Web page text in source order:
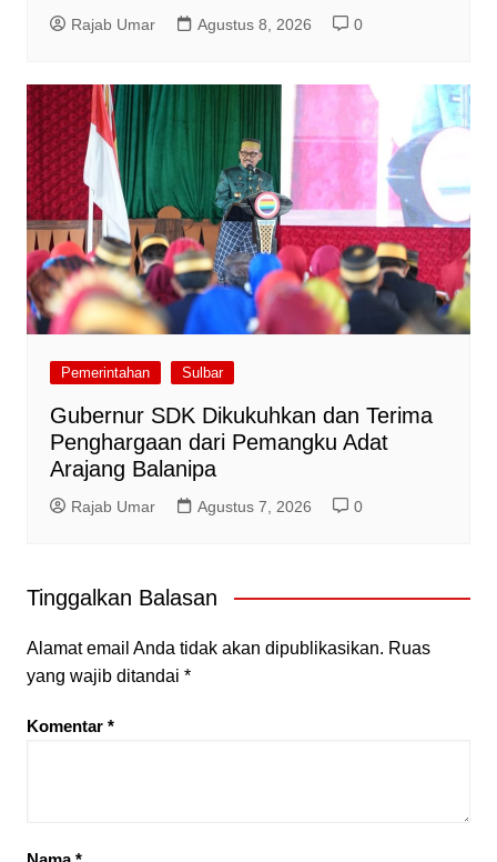
Rajab Umar Agustus 8, 2026 0
Pemerintahan Sulbar
Gubernur SDK Dikukuhkan dan Terima
Penghargaan dari Pemangku Adat
Arajang Balanipa
Rajab Umar Agustus 7, 2026 0
Tinggalkan Balasan
Alamat email Anda tidak akan dipublikasikan. Ruas
yang wajib ditandai *
Komentar *